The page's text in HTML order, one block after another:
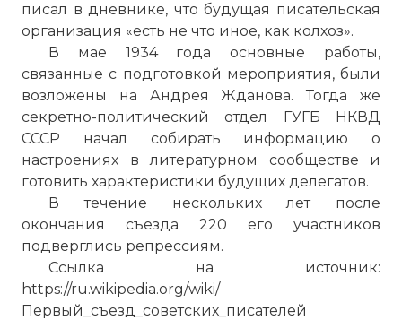
писал в дневнике, что будущая писательская
организация «есть не что иное, как колхоз».
В мае 1934 года основные работы,
связанные с подготовкой мероприятия, были
возложены на Андрея Жданова. Тогда же
секретно-политический отдел ГУГБ НКВД
СССР начал собирать информацию о
настроениях в литературном сообществе и
готовить характеристики будущих делегатов.
В течение нескольких лет после
окончания съезда 220 его участников
подверглись репрессиям.
Ссылка на источник:
https://ru.wikipedia.org/wiki/
Первый_съезд_советских_писателей